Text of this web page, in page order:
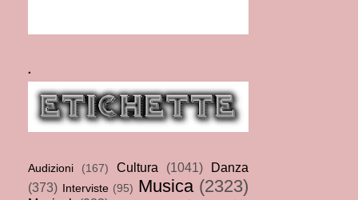
.
Audizioni (167) Cultura (1041)
Danza
(373)
Interviste (95) Musica (2323)